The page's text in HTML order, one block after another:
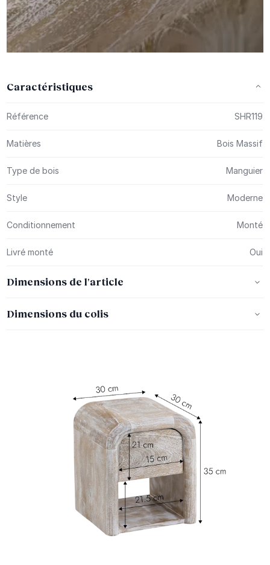
Caractéristiques
Référence SHR119
Matières Bois Massif
Type de bois Manguier
Style Moderne
Conditionnement Monté
Livré monté Oui
Dimensions de l'article
Dimensions du colis